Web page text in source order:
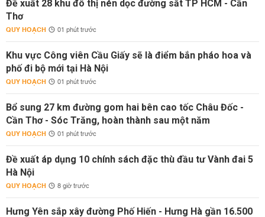
Đề xuất 28 khu đô thị nén dọc đường sắt TP HCM - Cần
Thơ
QUY HOẠCH 01 phút trước
Khu vực Công viên Cầu Giấy sẽ là điểm bắn pháo hoa và
phố đi bộ mới tại Hà Nội
QUY HOẠCH 01 phút trước
Bổ sung 27 km đường gom hai bên cao tốc Châu Đốc -
Cần Thơ - Sóc Trăng, hoàn thành sau một năm
QUY HOẠCH 01 phút trước
Đề xuất áp dụng 10 chính sách đặc thù đầu tư Vành đai 5
Hà Nội
QUY HOẠCH 8 giờ trước
Hưng Yên sắp xây đường Phố Hiến - Hưng Hà gần 16.500